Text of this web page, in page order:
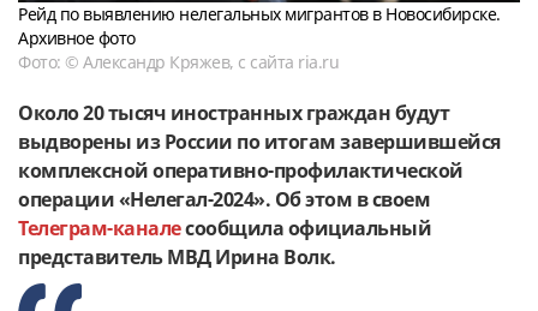
Рейд по выявлению нелегальных мигрантов в Новосибирске.
Архивное фото
Фото: © Александр Кряжев, с сайта ria.ru
Около 20 тысяч иностранных граждан будут
выдворены из России по итогам завершившейся
комплексной оперативно-профилактической
операции «Нелегал-2024». Об этом в своем
Телеграм-каналесообщила официальный
представитель МВД Ирина Волк.